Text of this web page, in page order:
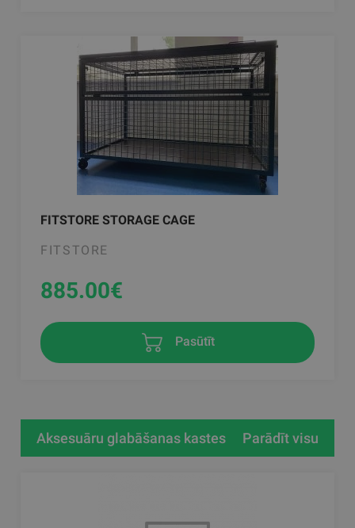
FITSTORE STORAGE CAGE
FITSTORE
885.00€
Pasūtīt
Aksesuāru glabāšanas kastes Parādīt visu